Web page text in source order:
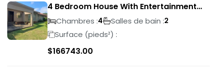
4 Bedroom House With Entertainment
Area In Randhart
Chambres :4 Salles de bain :2
Surface (pieds²) :
$166743.00